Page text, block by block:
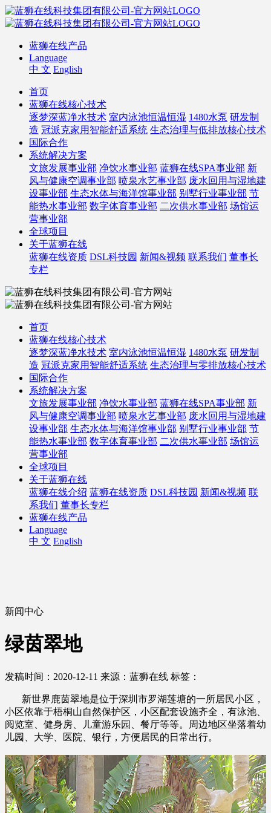
蓝狮在线产品
Language
中 文 English
首页
蓝狮在线核心技术
逐梦深蓝净水技术 室内泳池恒温恒湿 1480水泵 研发制
造 冠派克家用智能舒适系统 生态治理与低排放核心技术
国际合作
系统解决方案
文旅发展事业部 净饮水事业部 蓝狮在线SPA事业部 新
风与健康空调事业部 喷泉水艺事业部 废水回用与湿地建
设事业部 生态水体与海洋馆事业部 别墅行业事业部 节
能热水事业部 数字体育事业部 二次供水事业部 场馆运
营事业部
全球项目
关于蓝狮在线
蓝狮在线资质 DSL科技园 新闻&视频 联系我们 董事长
专栏
首页
蓝狮在线核心技术
逐梦深蓝净水技术 室内泳池恒温恒湿 1480水泵 研发制
造 冠派克家用智能舒适系统 生态治理与零排放核心技术
国际合作
系统解决方案
文旅发展事业部 净饮水事业部 蓝狮在线SPA事业部 新
风与健康空调事业部 喷泉水艺事业部 废水回用与湿地建
设事业部 生态水体与海洋馆事业部 别墅行业事业部 节
能热水事业部 数字体育事业部 二次供水事业部 场馆运
营事业部
全球项目
关于蓝狮在线
蓝狮在线介绍 蓝狮在线资质 DSL科技园 新闻&视频 联
系我们 董事长专栏
蓝狮在线产品
Language
中 文 English
新闻中心
绿茵翠地
发稿时间：2020-12-11 来源：蓝狮在线 标签：
新世界鹿茵翠地是位于深圳市罗湖莲塘的一所居民小区，
小区依靠于梧桐山自然保护区，小区配套设施齐全，有泳池、
阅览室、健身房、儿童游乐园、餐厅等等。周边地区坐落着幼
儿园、大学、医院、银行，方便居民的日常出行。